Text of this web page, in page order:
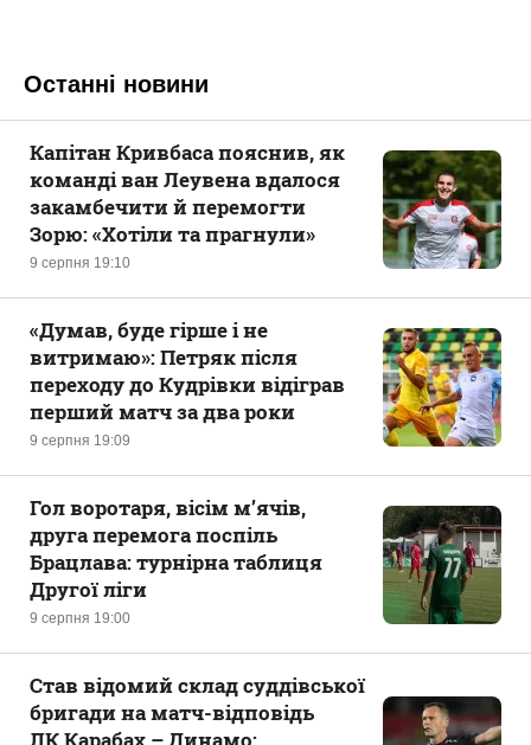
Останні новини
9 серпня 19:10
Капітан Кривбаса пояснив, як
команді ван Леувена вдалося
закамбечити й перемогти
Зорю: «Хотіли та прагнули»
9 серпня 19:09
«Думав, буде гірше і не
витримаю»: Петряк після
переходу до Кудрівки відіграв
перший матч за два роки
9 серпня 19:00
Гол воротаря, вісім м’ячів,
друга перемога поспіль
Брацлава: турнірна таблиця
Другої ліги
Став відомий склад суддівської
бригади на матч-відповідь